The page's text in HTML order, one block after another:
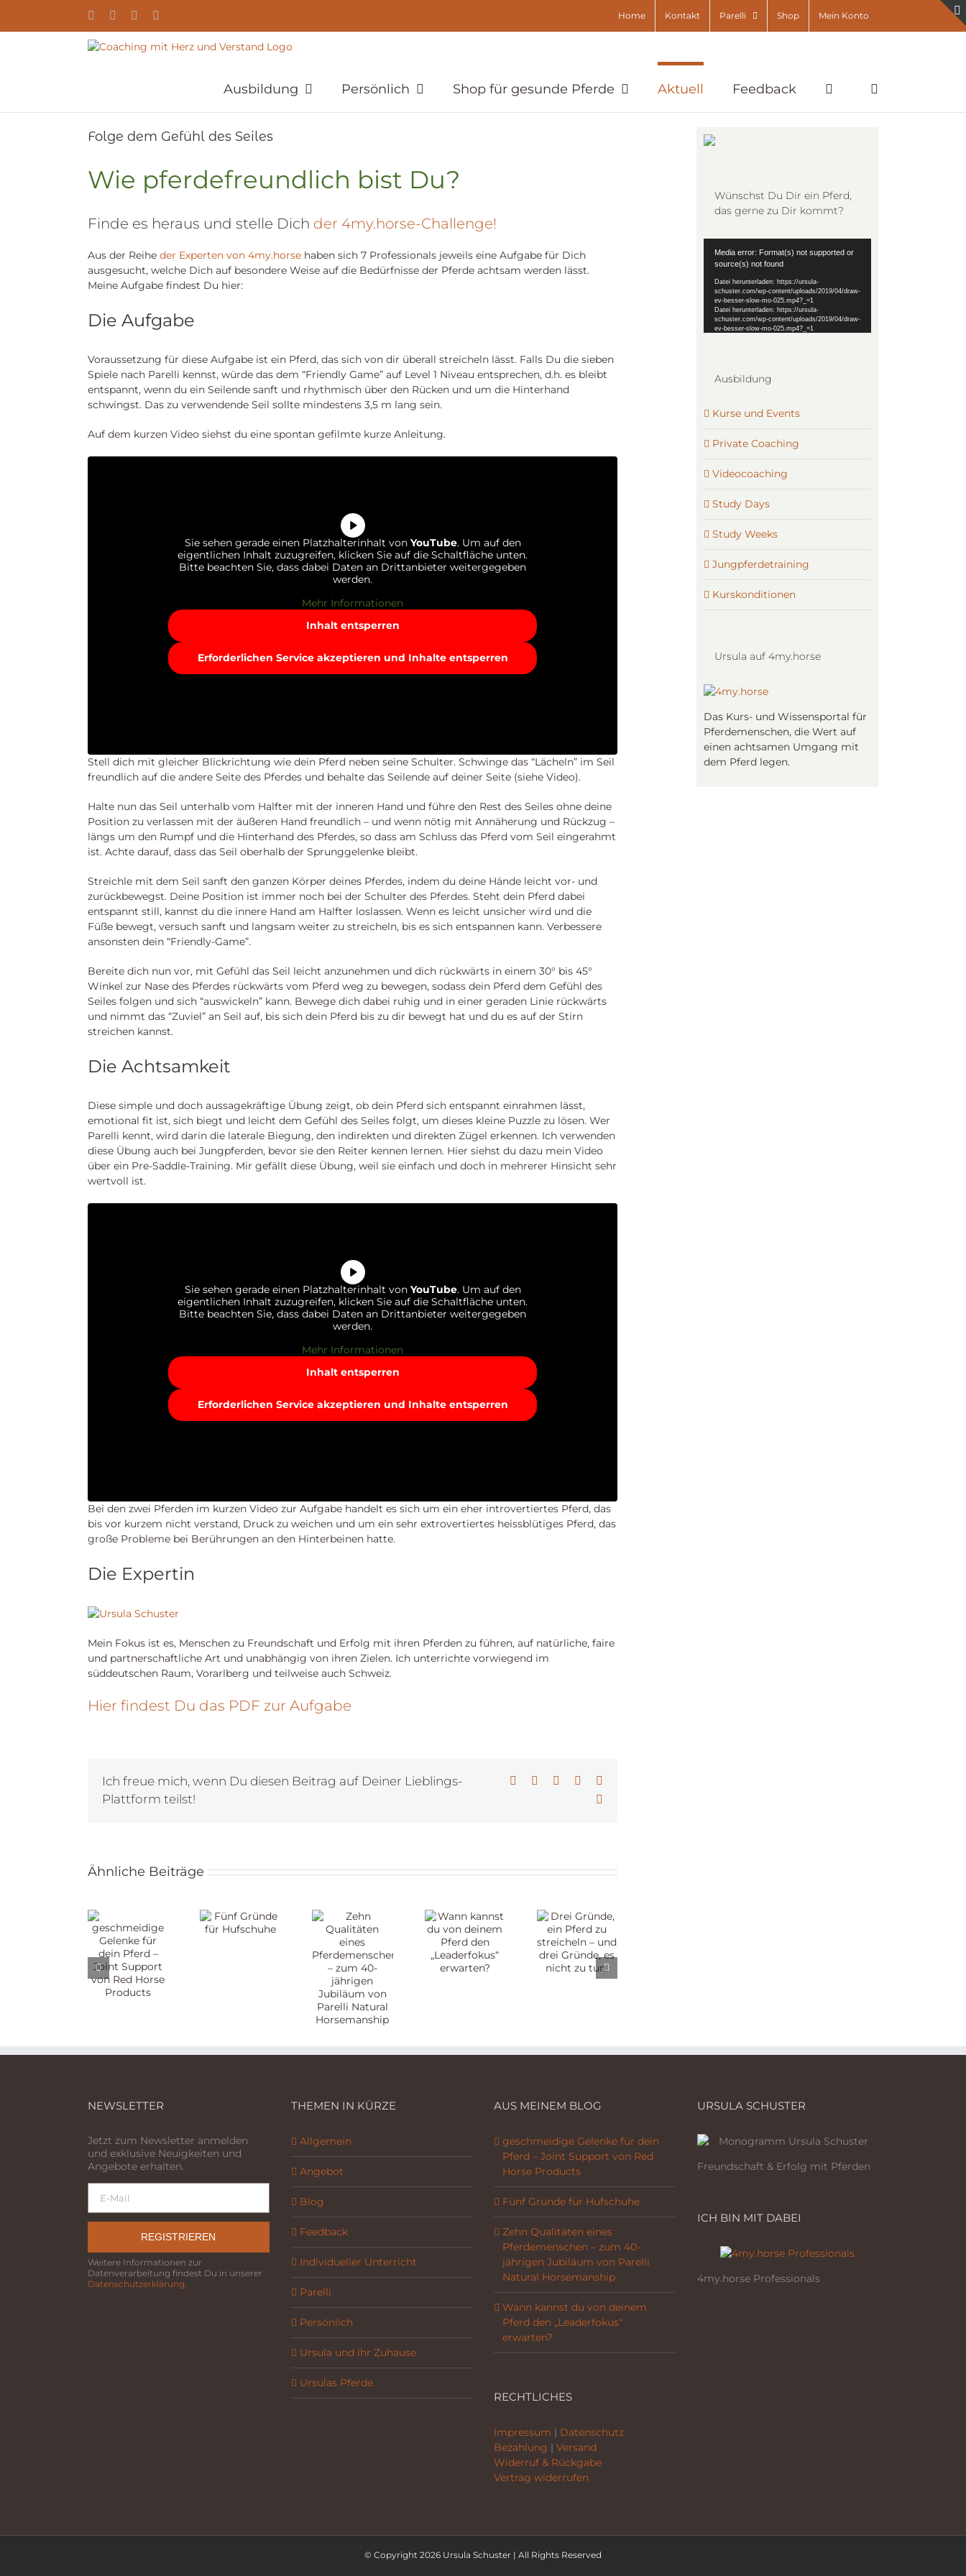
springen
YouTubeFacebookInstagram Home Kontakt Parelli Shop Mein Konto
Ausbildung Persönlich Shop für gesunde Pferde Aktuell Feedback
Folge dem Gefühl des Seiles
Wie pferdefreundlich bist Du?
Finde es heraus und stelle Dich der 4my.horse-Challenge!
Aus der Reihe der Experten von 4my.horse haben sich 7 Professionals jeweils eine Aufgabe für Dich
ausgesucht, welche Dich auf besondere Weise auf die Bedürfnisse der Pferde achtsam werden lässt.
Meine Aufgabe findest Du hier:
Die Aufgabe
Voraussetzung für diese Aufgabe ist ein Pferd, das sich von dir überall streicheln lässt. Falls Du die sieben
Spiele nach Parelli kennst, würde das dem “Friendly Game” auf Level 1 Niveau entsprechen, d.h. es bleibt
entspannt, wenn du ein Seilende sanft und rhythmisch über den Rücken und um die Hinterhand
schwingst. ​Das zu verwendende Seil sollte mindestens 3,5 m lang sein.
Auf dem kurzen Video siehst du eine spontan gefilmte kurze Anleitung.
Sie sehen gerade einen Platzhalterinhalt von YouTube. Um auf den
eigentlichen Inhalt zuzugreifen, klicken Sie auf die Schaltfläche unten.
Bitte beachten Sie, dass dabei Daten an Drittanbieter weitergegeben
werden.
Mehr Informationen
Inhalt entsperren
Erforderlichen Service akzeptieren und Inhalte entsperren
Stell dich mit gleicher Blickrichtung wie dein Pferd neben seine Schulter. Schwinge das “Lächeln” im Seil
freundlich auf die andere Seite des Pferdes und behalte das Seilende auf deiner Seite (siehe Video).
Halte nun das Seil unterhalb vom Halfter mit der inneren Hand und führe den Rest des Seiles ohne deine
Position zu verlassen mit der äußeren Hand freundlich – und wenn nötig mit Annäherung und Rückzug –
längs um den Rumpf und die Hinterhand des Pferdes, so dass am Schluss das Pferd vom Seil eingerahmt
ist. Achte darauf, dass das Seil oberhalb der Sprunggelenke bleibt.
Streichle mit dem Seil sanft den ganzen Körper deines Pferdes, indem du deine Hände leicht vor- und
zurückbewegst. Deine Position ist immer noch bei der Schulter des Pferdes. Steht dein Pferd dabei
entspannt still, kannst du die innere Hand am Halfter loslassen. Wenn es leicht unsicher wird und die
Füße bewegt, versuch sanft und langsam weiter zu streicheln, bis es sich entspannen kann. Verbessere
ansonsten dein “Friendly-Game”.
Bereite dich nun vor, mit Gefühl das Seil leicht anzunehmen und dich rückwärts in einem 30° bis 45°
Winkel zur Nase des Pferdes rückwärts vom Pferd weg zu bewegen, sodass dein Pferd dem Gefühl des
Seiles folgen und sich “auswickeln” kann. Bewege dich dabei ruhig und in einer geraden Linie rückwärts
und nimmt das “Zuviel” an Seil auf, bis sich dein Pferd bis zu dir bewegt hat und du es auf der Stirn
streichen kannst.
Die Achtsamkeit
Diese simple und doch aussagekräftige Übung zeigt, ob dein Pferd sich entspannt einrahmen lässt,
emotional fit ist, sich biegt und leicht dem Gefühl des Seiles folgt, um dieses kleine Puzzle zu lösen. Wer
Parelli kennt, wird darin die laterale Biegung, den indirekten und direkten Zügel erkennen. Ich verwenden
diese Übung auch bei Jungpferden, bevor sie den Reiter kennen lernen. Hier siehst du dazu mein Video
über ein Pre-Saddle-Training. Mir gefällt diese Übung, weil sie einfach und doch in mehrerer Hinsicht sehr
wertvoll ist.
Sie sehen gerade einen Platzhalterinhalt von YouTube. Um auf den
eigentlichen Inhalt zuzugreifen, klicken Sie auf die Schaltfläche unten.
Bitte beachten Sie, dass dabei Daten an Drittanbieter weitergegeben
werden.
Mehr Informationen
Inhalt entsperren
Erforderlichen Service akzeptieren und Inhalte entsperren
Bei den zwei Pferden im kurzen Video zur Aufgabe handelt es sich um ein eher introvertiertes Pferd, das
bis vor kurzem nicht verstand, Druck zu weichen und um ein sehr extrovertiertes heissblütiges Pferd, das
große Probleme bei Berührungen an den Hinterbeinen hatte.
Die Expertin
Mein Fokus ist es, Menschen zu Freundschaft und Erfolg mit ihren Pferden zu führen, auf natürliche, faire
und partnerschaftliche Art und unabhängig von ihren Zielen. Ich unterrichte vorwiegend im
süddeutschen Raum, Vorarlberg und teilweise auch Schweiz.
Hier findest Du das PDF zur Aufgabe
Ich freue mich, wenn Du diesen Beitrag auf Deiner Lieblings-
Plattform teilst!
Facebook LinkedInWhatsApp
Ähnliche Beiträge
geschmeidige
Products
Fünf
Gründe
für
Hufschuhe
Qualitäten
eines
Pferdemenschen
Parelli
kannst
du von
deinem
Pferd
den
„Leaderfokus“
ein Pferd
zu
streicheln
Wünschst Du Dir ein Pferd,
das gerne zu Dir kommt?
Player
Media error: Format(s) not supported or
source(s) not found
Datei herunterladen: https://ursula-
schuster.com/wp-content/uploads/2019/04/draw-
ev-besser-slow-mo-025.mp4?_=1
Datei herunterladen: https://ursula-
schuster.com/wp-content/uploads/2019/04/draw-
ev-besser-slow-mo-025.mp4?_=1
Ausbildung
Kurse und Events
Private Coaching
Videocoaching
Study Days
Study Weeks
Jungpferdetraining
Kurskonditionen
Ursula auf 4my.horse
Das Kurs- und Wissensportal für
Pferdemenschen, die Wert auf
einen achtsamen Umgang mit
dem Pferd legen.
NEWSLETTER
Jetzt zum Newsletter anmelden
und exklusive Neuigkeiten und
Angebote erhalten.
REGISTRIEREN
Weitere Informationen zur
Datenverarbeitung findest Du in unserer
Datenschutzerklärung
THEMEN IN KÜRZE
Allgemein
Angebot
Blog
Feedback
Individueller Unterricht
Parelli
Persönlich
Ursula und ihr Zuhause
Ursulas Pferde
AUS MEINEM BLOG
geschmeidige Gelenke für dein
Pferd – Joint Support von Red
Horse Products
Fünf Gründe für Hufschuhe
Zehn Qualitäten eines
Pferdemenschen – zum 40-
jährigen Jubiläum von Parelli
Natural Horsemanship
Wann kannst du von deinem
Pferd den „Leaderfokus“
erwarten?
RECHTLICHES
Impressum | Datenschutz
Bezahlung | Versand
Widerruf & Rückgabe
Vertrag widerrufen
URSULA SCHUSTER
Freundschaft & Erfolg mit Pferden
ICH BIN MIT DABEI
4my.horse Professionals
© Copyright 2026 Ursula Schuster | All Rights Reserved